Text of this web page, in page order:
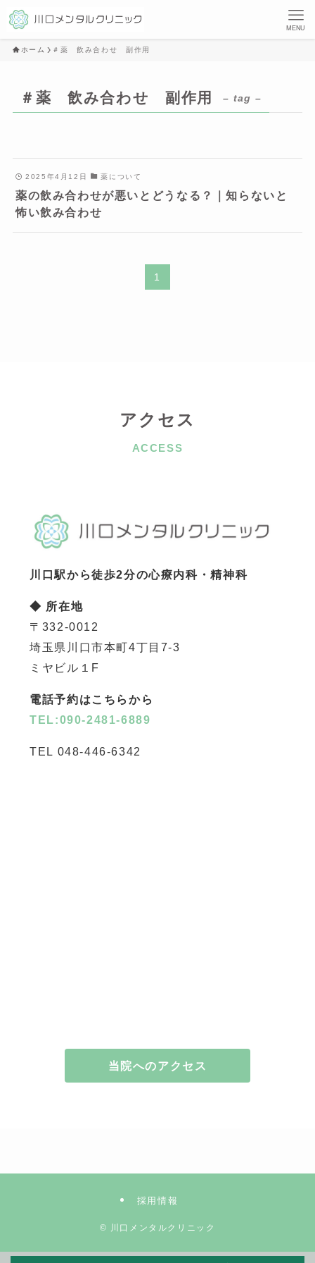
MENU
ホーム ＃薬 飲み合わせ 副作用
＃薬 飲み合わせ 副作用 – tag –
2025年4月12日 薬について
薬の飲み合わせが悪いとどうなる？｜知らないと
怖い飲み合わせ
1
アクセス
ACCESS
川口駅から徒歩2分の心療内科・精神科
◆ 所在地
〒332-0012
埼玉県川口市本町4丁目7-3
ミヤビル１F
電話予約はこちらから
TEL:090-2481-6889
TEL 048-446-6342
当院へのアクセス
採用情報
© 川口メンタルクリニック